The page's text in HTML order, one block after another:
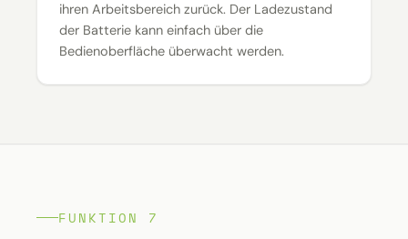
ihren Arbeitsbereich zurück. Der Ladezustand
der Batterie kann einfach über die
Bedienoberfläche überwacht werden.
FUNKTION 7